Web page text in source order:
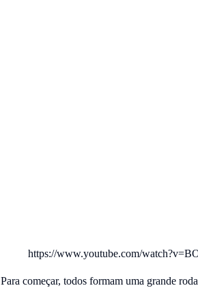
https://www.youtube.com/
Para começar, todos formam uma grande